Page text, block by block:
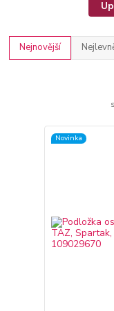
Nejnovější
Novinka